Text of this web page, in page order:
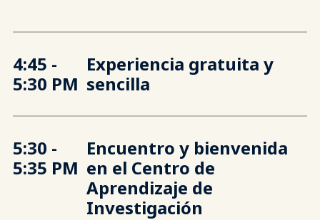
4:45 -
5:30 PM
Experiencia gratuita y
sencilla
5:30 -
5:35 PM
Encuentro y bienvenida
en el Centro de
Aprendizaje de
Investigación